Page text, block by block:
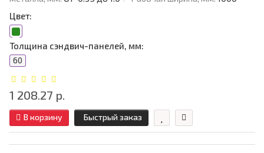
Цвет:
Толщина сэндвич-панелей, мм:
60
1 208.27 р.
В корзину Быстрый заказ